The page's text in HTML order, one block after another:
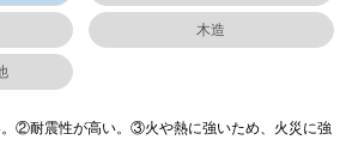
木造
②耐震性が高い。③火や熱に強いため、火災に強